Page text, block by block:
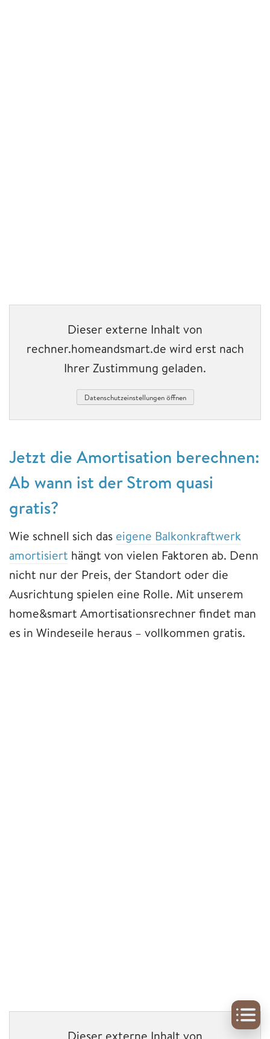
Dieser externe Inhalt von
rechner.homeandsmart.de wird erst nach
Ihrer Zustimmung geladen.
Datenschutzeinstellungen öffnen
Jetzt die Amortisation berechnen:
Ab wann ist der Strom quasi
gratis?
Wie schnell sich das eigene Balkonkraftwerk
amortisiert hängt von vielen Faktoren ab. Denn
nicht nur der Preis, der Standort oder die
Ausrichtung spielen eine Rolle. Mit unserem
home&smart Amortisationsrechner findet man
es in Windeseile heraus – vollkommen gratis.
Dieser externe Inhalt von